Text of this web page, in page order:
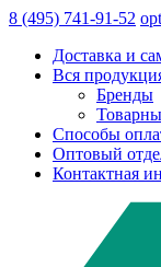
8 (495) 741-91-52
Доставка и
Вся
Бренды
Способы
Оптовый
Контактная